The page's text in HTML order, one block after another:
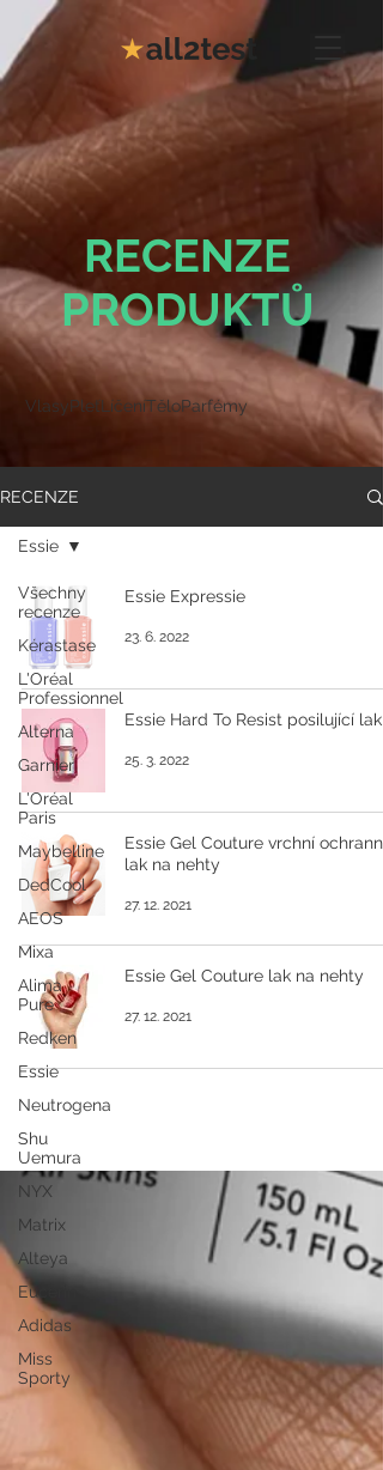
RECENZE
PRODUKTŮ
VlasyPleťLíčeníTěloParfémy
RECENZE
Všechny
recenze
Kérastase
L'Oréal
Professionnel
Alterna
Garnier
L'Oréal
Paris
Maybelline
DedCool
AEOS
Mixa
Alima
Pure
Redken
Essie
Neutrogena
Shu
Uemura
NYX
Matrix
Alteya
Eucerin
Adidas
Miss
Sporty
Essie
Essie Expressie
23. 6. 2022
Essie Hard To Resist posilující lak
25. 3. 2022
Essie Gel Couture vrchní ochranný
lak na nehty
27. 12. 2021
Essie Gel Couture lak na nehty
27. 12. 2021